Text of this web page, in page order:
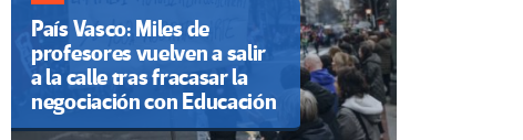
País Vasco: Miles de
profesores vuelven a salir
a la calle tras fracasar la
negociación con Educación